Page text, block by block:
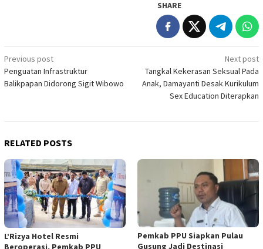
SHARE
Post
navigation
Previous post
Penguatan Infrastruktur
Balikpapan Didorong Sigit Wibowo
Next post
Tangkal Kekerasan Seksual Pada
Anak, Damayanti Desak Kurikulum
Sex Education Diterapkan
RELATED POSTS
L’Rizya Hotel Resmi
Beroperasi, Pemkab PPU
Pemkab PPU Siapkan Pulau
Gusung Jadi Destinasi